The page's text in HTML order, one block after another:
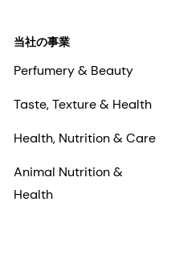
当社の事業
Perfumery & Beauty
Taste, Texture & Health
Health, Nutrition & Care
Animal Nutrition &
Health